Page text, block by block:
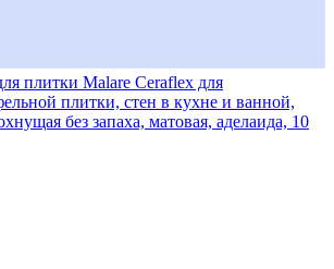
плитки Malare Ceraflex для
плитки, стен в кухне и ванной,
без запаха, матовая, аделаида, 10